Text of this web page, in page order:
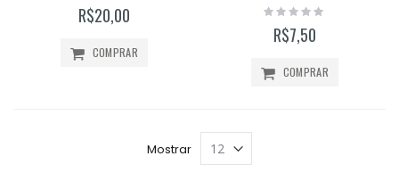
R$20,00
COMPRAR
Rating:
R$7,50
COMPRAR
Mostrar